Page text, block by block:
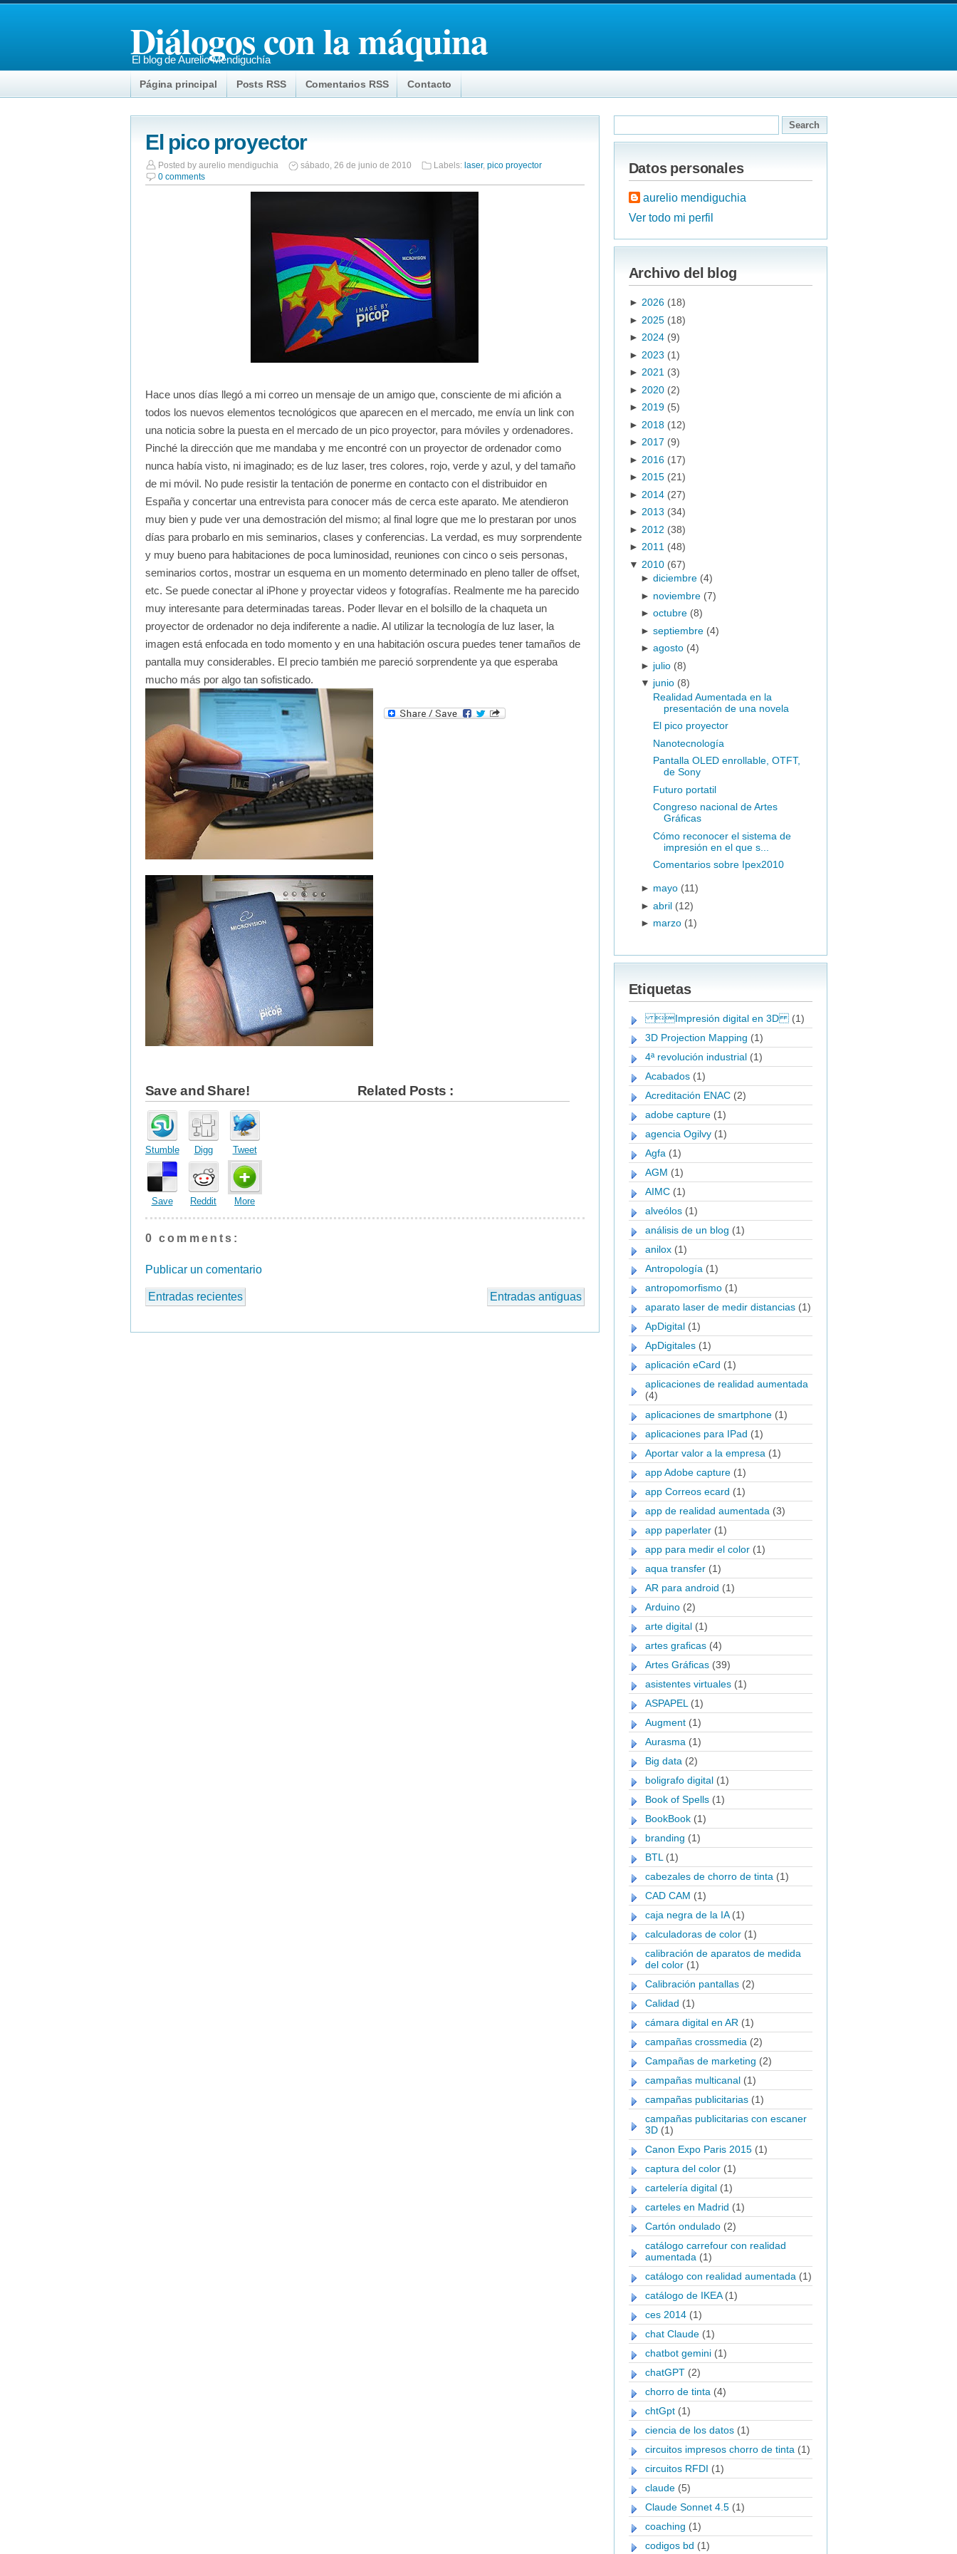
Diálogos con la máquina
El blog de Aurelio Mendiguchía
Página principal Posts RSS Comentarios RSS Contacto
El pico proyector
Posted by aurelio mendiguchia sábado, 26 de junio de 2010 Labels: laser, pico proyector
0 comments
Hace unos días llegó a mi correo un mensaje de un amigo que, consciente de mi afición a
todos los nuevos elementos tecnológicos que aparecen en el mercado, me envía un link con
una noticia sobre la puesta en el mercado de un pico proyector, para móviles y ordenadores.
Pinché la dirección que me mandaba y me encontré con un proyector de ordenador como
nunca había visto, ni imaginado; es de luz laser, tres colores, rojo, verde y azul, y del tamaño
de mi móvil. No pude resistir la tentación de ponerme en contacto con el distribuidor en
España y concertar una entrevista para conocer más de cerca este aparato. Me atendieron
muy bien y pude ver una demostración del mismo; al final logre que me lo prestaran por unos
días para probarlo en mis seminarios, clases y conferencias. La verdad, es muy sorprendente
y muy bueno para habitaciones de poca luminosidad, reuniones con cinco o seis personas,
seminarios cortos, mostrar un esquema en un momento determinado en pleno taller de offset,
etc. Se puede conectar al iPhone y proyectar videos y fotografías. Realmente me ha parecido
muy interesante para determinadas tareas. Poder llevar en el bolsillo de la chaqueta un
proyector de ordenador no deja indiferente a nadie. Al utilizar la tecnología de luz laser, la
imagen está enfocada en todo momento y en una habitación oscura puedes tener tamaños de
pantalla muy considerables. El precio también me pareció sorprendente ya que esperaba
mucho más por algo tan sofisticado.
Save and Share!
Stumble Digg Tweet
Save Reddit More
Related Posts :
0 comments:
Publicar un comentario
Entradas recientes Entradas antiguas
Datos personales
aurelio mendiguchia
Ver todo mi perfil
Archivo del blog
► 2026 (18)
► 2025 (18)
► 2024 (9)
► 2023 (1)
► 2021 (3)
► 2020 (2)
► 2019 (5)
► 2018 (12)
► 2017 (9)
► 2016 (17)
► 2015 (21)
► 2014 (27)
► 2013 (34)
► 2012 (38)
► 2011 (48)
▼ 2010 (67)
►diciembre (4)
► noviembre (7)
►octubre (8)
►septiembre (4)
►agosto (4)
► julio (8)
▼ junio (8)
Realidad Aumentada en la
presentación de una novela
El pico proyector
Nanotecnología
Pantalla OLED enrollable, OTFT,
de Sony
Futuro portatil
Congreso nacional de Artes
Gráficas
Cómo reconocer el sistema de
impresión en el que s...
Comentarios sobre Ipex2010
► mayo (11)
►abril (12)
► marzo (1)
Etiquetas
Impresión digital en 3D (1)
3D Projection Mapping (1)
4ª revolución industrial (1)
Acabados (1)
Acreditación ENAC (2)
adobe capture (1)
agencia Ogilvy (1)
Agfa (1)
AGM (1)
AIMC (1)
alveólos (1)
análisis de un blog (1)
anilox (1)
Antropología (1)
antropomorfismo (1)
aparato laser de medir distancias (1)
ApDigital (1)
ApDigitales (1)
aplicación eCard (1)
aplicaciones de realidad aumentada
(4)
aplicaciones de smartphone (1)
aplicaciones para IPad (1)
Aportar valor a la empresa (1)
app Adobe capture (1)
app Correos ecard (1)
app de realidad aumentada (3)
app paperlater (1)
app para medir el color (1)
aqua transfer (1)
AR para android (1)
Arduino (2)
arte digital (1)
artes graficas (4)
Artes Gráficas (39)
asistentes virtuales (1)
ASPAPEL (1)
Augment (1)
Aurasma (1)
Big data (2)
boligrafo digital (1)
Book of Spells (1)
BookBook (1)
branding (1)
BTL (1)
cabezales de chorro de tinta (1)
CAD CAM (1)
caja negra de la IA (1)
calculadoras de color (1)
calibración de aparatos de medida
del color (1)
Calibración pantallas (2)
Calidad (1)
cámara digital en AR (1)
campañas crossmedia (2)
Campañas de marketing (2)
campañas multicanal (1)
campañas publicitarias (1)
campañas publicitarias con escaner
3D (1)
Canon Expo Paris 2015 (1)
captura del color (1)
cartelería digital (1)
carteles en Madrid (1)
Cartón ondulado (2)
catálogo carrefour con realidad
aumentada (1)
catálogo con realidad aumentada (1)
catálogo de IKEA (1)
ces 2014 (1)
chat Claude (1)
chatbot gemini (1)
chatGPT (2)
chorro de tinta (4)
chtGpt (1)
ciencia de los datos (1)
circuitos impresos chorro de tinta (1)
circuitos RFDI (1)
claude (5)
Claude Sonnet 4.5 (1)
coaching (1)
codigos bd (1)